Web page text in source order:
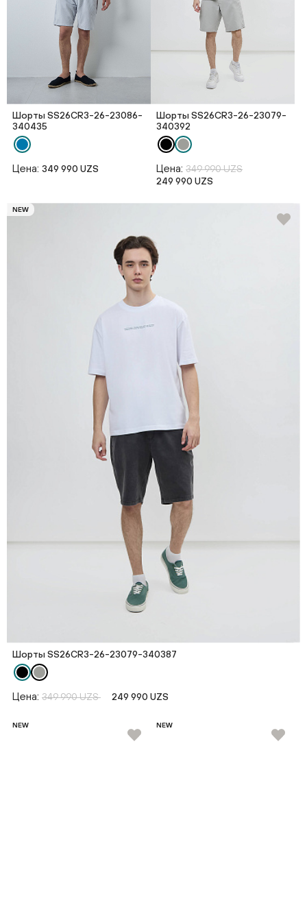
Шорты SS26CR3-26-23086-
340435
Цена: 349 990 UZS
Шорты SS26CR3-26-23079-
340392
Цена: 349 990 UZS
249 990 UZS
NEW
Шорты SS26CR3-26-23079-340387
Цена: 349 990 UZS 249 990 UZS
NEW NEW